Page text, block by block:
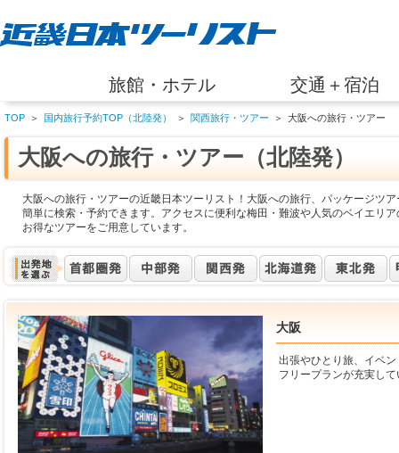
旅館・ホテル 交通＋宿泊
TOP ＞ 国内旅行予約TOP（北陸発） ＞ 関西旅行・ツアー ＞ 大阪への旅行・ツアー
大阪への旅行・ツアー（北陸発）
大阪への旅行・ツアーの近畿日本ツーリスト！大阪への旅行、パッケージツ
簡単に検索・予約できます。アクセスに便利な梅田・難波や人気のベイエリ
お得なツアーをご用意しています。
大阪
出張やひとり旅、イベ
フリープランが充実し